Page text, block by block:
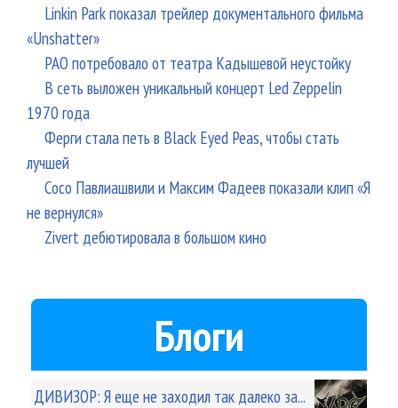
Linkin Park показал трейлер документального фильма
«Unshatter»
РАО потребовало от театра Кадышевой неустойку
В сеть выложен уникальный концерт Led Zeppelin
1970 года
Ферги стала петь в Black Eyed Peas, чтобы стать
лучшей
Сосо Павлиашвили и Максим Фадеев показали клип «Я
не вернулся»
Zivert дебютировала в большом кино
Блоги
ДИВИЗОР: Я еще не заходил так далеко за...